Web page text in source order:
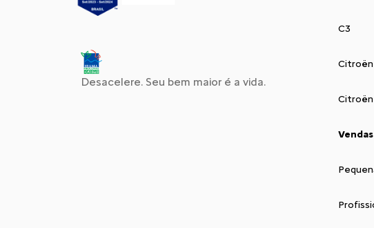
Desacelere. Seu bem maior é a vida.
C3
Citroën